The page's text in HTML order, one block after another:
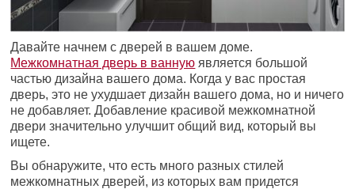
Давайте начнем с дверей в вашем доме.
Межкомнатная дверь в ванную является большой
частью дизайна вашего дома. Когда у вас простая
дверь, это не ухудшает дизайн вашего дома, но и ничего
не добавляет. Добавление красивой межкомнатной
двери значительно улучшит общий вид, который вы
ищете.
Вы обнаружите, что есть много разных стилей
межкомнатных дверей, из которых вам придется